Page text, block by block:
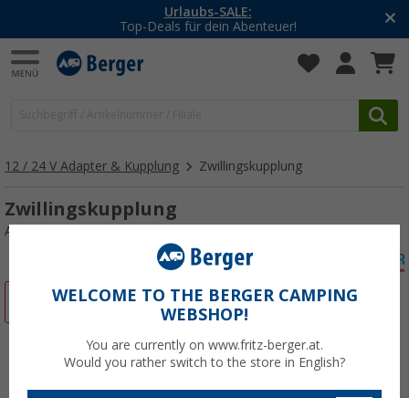
Urlaubs-SALE:
Top-Deals für dein Abenteuer!
12 / 24 V Adapter & Kupplung Zwillingskupplung
Zwillingskupplung
Art.-Nr.: 143760
WELCOME TO THE BERGER CAMPING
WEBSHOP!
You are currently on www.fritz-berger.at.
Would you rather switch to the store in English?